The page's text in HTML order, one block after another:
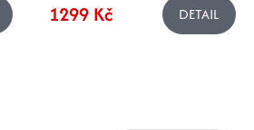
1299 Kč DETAIL